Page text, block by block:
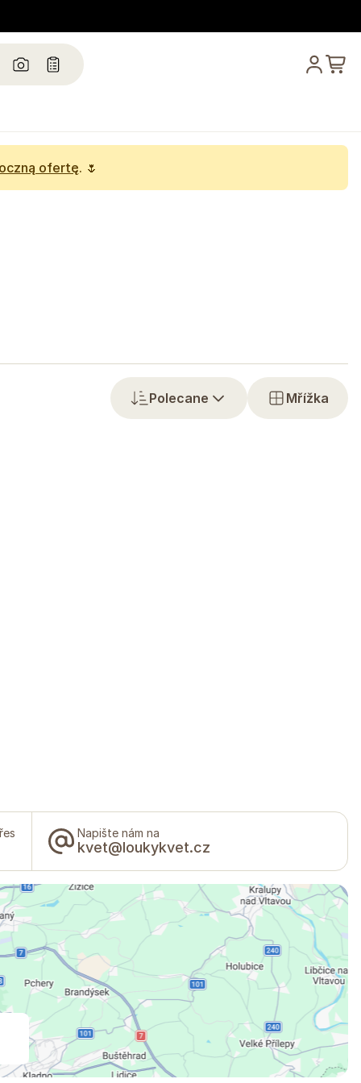
ofertę. 🌷
Polecane Mřížka
Napište nám na
kvet@loukykvet.cz